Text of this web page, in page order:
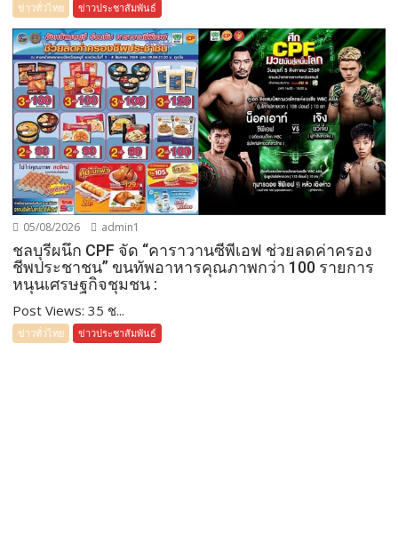
ข่าวทั่วไทย ข่าวประชาสัมพันธ์
05/08/2026 admin1
ชลบุรีผนึก CPF จัด “คาราวานซีพีเอฟ ช่วยลดค่าครอง
ชีพประชาชน” ขนทัพอาหารคุณภาพกว่า 100 รายการ
หนุนเศรษฐกิจชุมชน :
Post Views: 35 ช...
ข่าวทั่วไทย ข่าวประชาสัมพันธ์